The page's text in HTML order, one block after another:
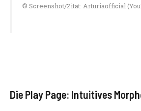
© Screenshot/Zitat: Arturiaofficial
Die Play Page: Intuitives